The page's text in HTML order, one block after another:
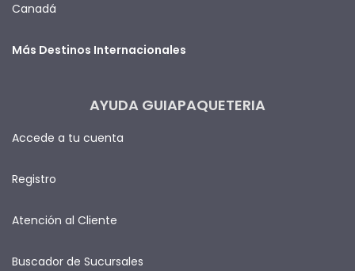
Canadá
Más Destinos Internacionales
AYUDA GUIAPAQUETERIA
Accede a tu cuenta
Registro
Atención al Cliente
Buscador de Sucursales